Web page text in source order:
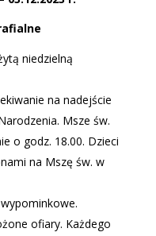
niedzielną
na nadejście
Msze św.
o godz. 18.00. Dzieci
na Mszę św. w
ofiary. Każdego